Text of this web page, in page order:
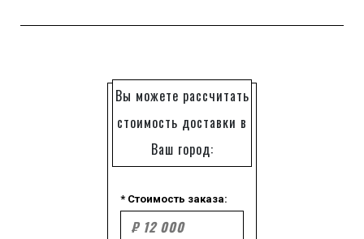
Вы можете рассчитать
стоимость доставки в
Ваш город:
* Стоимость заказа: